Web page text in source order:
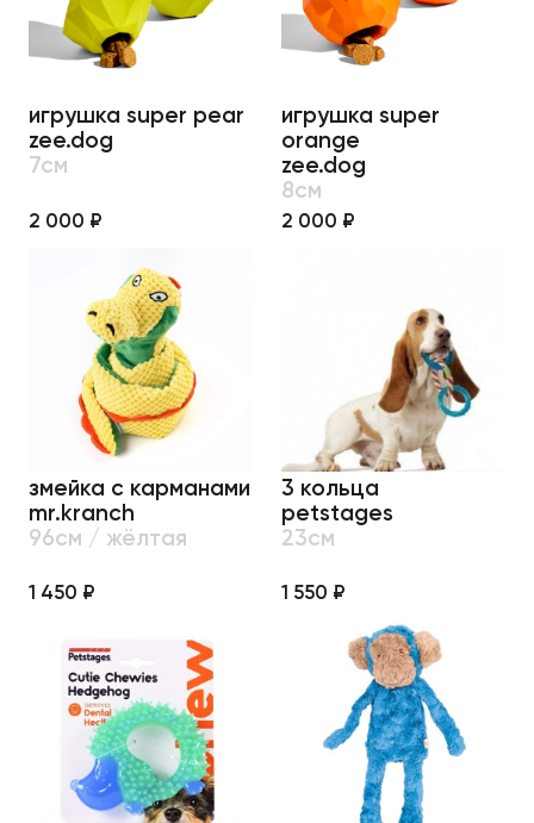
игрушка super pear
zee.dog
7см
2 000 ₽
игрушка super
orange
zee.dog
8см
2 000 ₽
змейка с карманами
mr.kranch
96см / жёлтая
1 450 ₽
3 кольца
petstages
23см
1 550 ₽